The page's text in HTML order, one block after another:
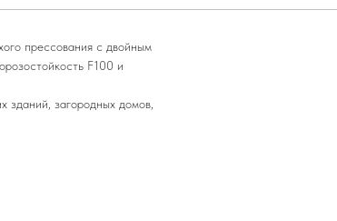
прессования с двойным
F100 и
зданий, загородных домов,